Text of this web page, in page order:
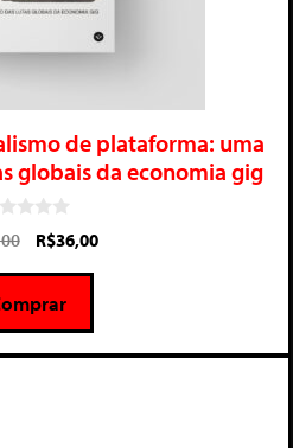
de plataforma: uma
globais da economia gig
R$36,00